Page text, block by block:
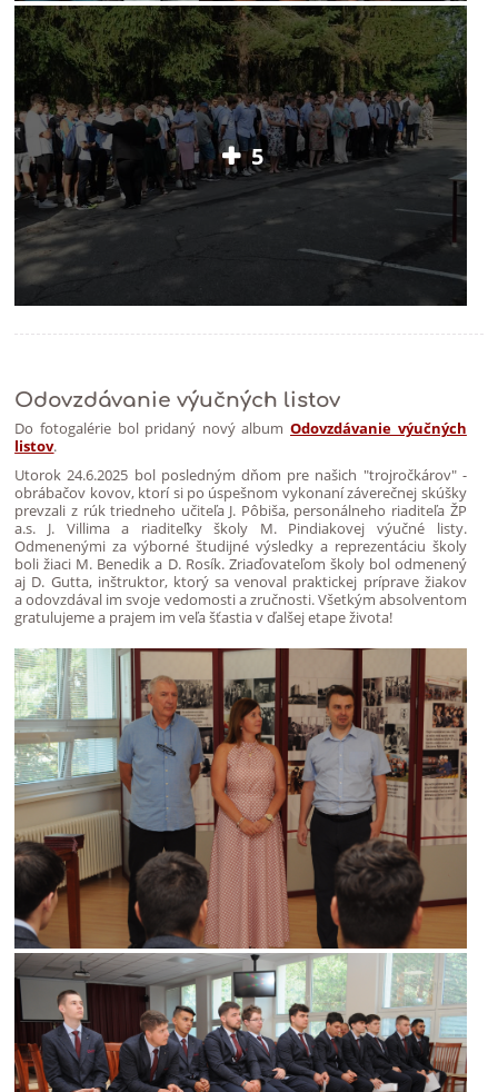
5
Odovzdávanie výučných listov
Do fotogalérie bol pridaný nový albumOdovzdávanie výučných
listov.
Utorok 24.6.2025 bol posledným dňom pre našich "trojročkárov" -
obrábačov kovov, ktorí si po úspešnom vykonaní záverečnej skúšky
prevzali z rúk triedneho učiteľa J. Pôbiša, personálneho riaditeľa ŽP
a.s. J. Villima a riaditeľky školy M. Pindiakovej výučné listy.
Odmenenými za výborné študijné výsledky a reprezentáciu školy
boli žiaci M. Benedik a D. Rosík. Zriaďovateľom školy bol odmenený
aj D. Gutta, inštruktor, ktorý sa venoval praktickej príprave žiakov
a odovzdával im svoje vedomosti a zručnosti. Všetkým absolventom
gratulujeme a prajem im veľa šťastia v ďalšej etape života!